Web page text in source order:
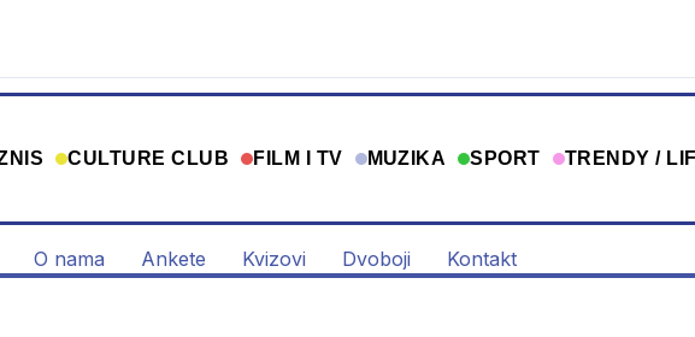
CULTURE CLUB FILM I TV MUZIKA SPORT TRENDY /
O nama Ankete Kvizovi Dvoboji Kontakt